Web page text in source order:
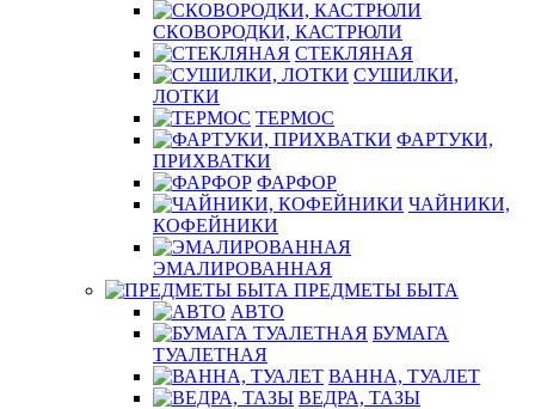
СКОВОРОДКИ, КАСТРЮЛИ
СТЕКЛЯНАЯ
СУШИЛКИ,
ЛОТКИ
ТЕРМОС
ФАРТУКИ,
ПРИХВАТКИ
ФАРФОР
ЧАЙНИКИ,
КОФЕЙНИКИ
ЭМАЛИРОВАННАЯ
ПРЕДМЕТЫ БЫТА
АВТО
БУМАГА
ТУАЛЕТНАЯ
ВАННА, ТУАЛЕТ
ВЕДРА, ТАЗЫ